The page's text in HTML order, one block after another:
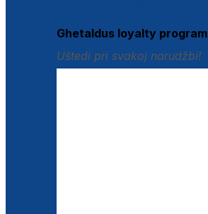
Ghetaldus loyalty program
Uštedi pri svakoj narudžbi!